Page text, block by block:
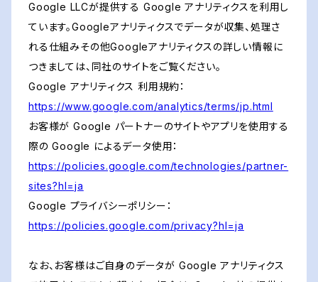
Google LLCが提供する Google アナリティクスを利用し
ています。Googleアナリティクスでデータが収集、処理さ
れる仕組みその他Googleアナリティクスの詳しい情報に
つきましては、同社のサイトをご覧ください。
Google アナリティクス 利用規約：
https://www.google.com/analytics/terms/jp.html
お客様が Google パートナーのサイトやアプリを使用する
際の Google によるデータ使用：
https://policies.google.com/technologies/partner-
sites?hl=ja
Google プライバシーポリシー：
https://policies.google.com/privacy?hl=ja
なお、お客様はご自身のデータが Google アナリティクス